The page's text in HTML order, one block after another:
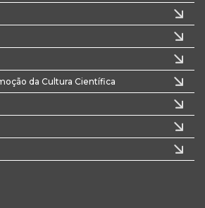
da Cultura Científica